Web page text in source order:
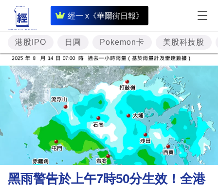
經一 x《華爾街日報》
即
時
財
經
專
題
投
資
樓
市
理
財
港股IPO 日圓 Pokemon卡 美股科技股
黑雨警告於上午7時50分生效！全港